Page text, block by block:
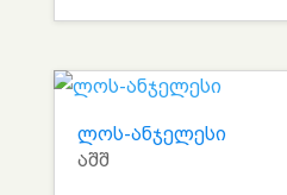
ლოს-ანჯელესი
აშშ